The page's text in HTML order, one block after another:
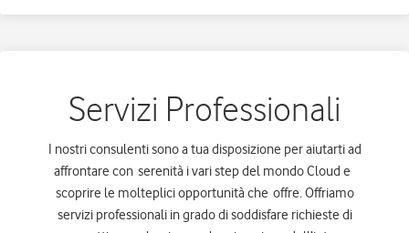
Servizi Professionali
I nostri consulenti sono a tua disposizione per aiutarti ad
affrontare con serenità i vari step del mondo Cloud e
scoprire le molteplici opportunità che offre. Offriamo
servizi professionali in grado di soddisfare richieste di